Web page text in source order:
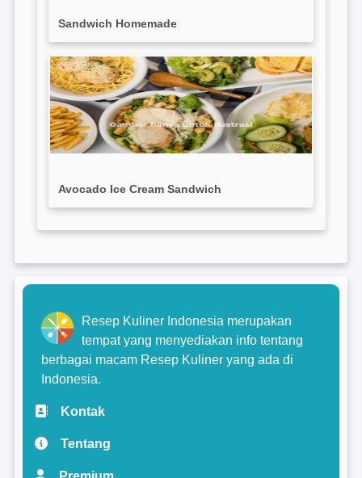
Sandwich Homemade
Avocado Ice Cream Sandwich
Resep Kuliner Indonesia merupakan
tempat yang menyediakan info tentang
berbagai macam Resep Kuliner yang ada di
Indonesia.
Kontak
Tentang